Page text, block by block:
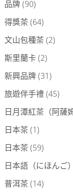
品牌(90)
得獎茶 (64)
文山包種茶 (2)
斯里蘭卡(2)
新興品牌(31)
旅遊伴手禮(45)
日月潭紅茶（阿薩姆
日本茶 (1)
日本茶 (59)
日本語（にほんご）
普洱茶 (14)